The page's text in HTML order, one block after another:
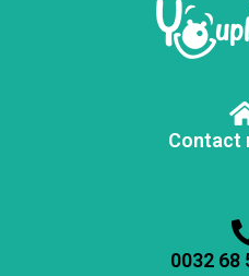
Contact
0032 68